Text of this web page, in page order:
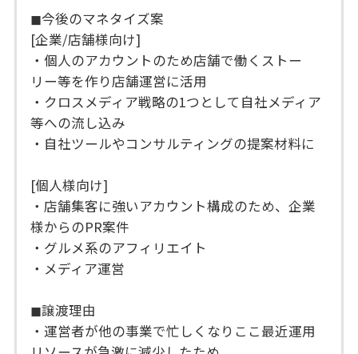
◼︎今後のマネタイズ案
[企業/店舗様向け]
・個人のアカウントのため店舗で働くストー
リー等を作り店舗運営に活用
・クロスメディア戦略の1つとして自社メディア
等への流し込み
・自社ツールやコンサルティングの提案材料に
[個人様向け]
・店舗集客に強いアカウント構成のため、企業
様からのPR案件
・グルメ系のアフィリエイト
・メディア運営
◼︎譲渡理由
・運営者が他の事業で忙しくなりここ最近運用